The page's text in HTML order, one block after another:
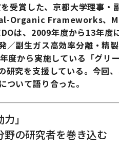
受賞した、京都大学理事・
Organic Frameworks、
は、2009年度から13年度
／副生ガス高効率分離・精
度から実施している「グリ
研究を支援している。今回
ついて語り合った。
」
の研究者を巻き込む